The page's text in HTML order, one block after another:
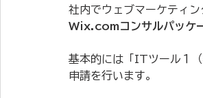
社内でウェブマーケティ
Wix.comコンサルパッケ
基本的には「ITツール１
申請を行います。